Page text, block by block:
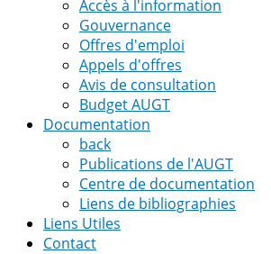
Accès à l'information
Gouvernance
Offres d'emploi
Appels d'offres
Avis de consultation
Budget AUGT
Documentation
back
Publications de l'AUGT
Centre de documentation
Liens de bibliographies
Liens Utiles
Contact